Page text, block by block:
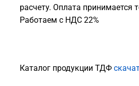
расчету. Оплата принимается
Работаем с НДС 22%
Каталог продукции ТДФ